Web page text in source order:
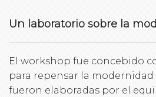
Un laboratorio sobre la
El workshop fue concebido
para repensar la modernidad
fueron elaboradas por el